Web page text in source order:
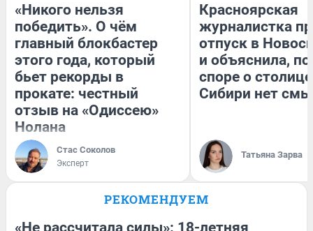
«Никого нельзя
победить». О чём
главный блокбастер
этого года, который
бьет рекорды в
прокате: честный
отзыв на «Одиссею»
Нолана
Стас Соколов
Эксперт
Красноярская
журналистка
отпуск в
и объяснила,
споре о столице
Сибири нет
Татьяна Зарва
РЕКОМЕНДУЕМ
«Не рассчитала силы»: 18-летняя